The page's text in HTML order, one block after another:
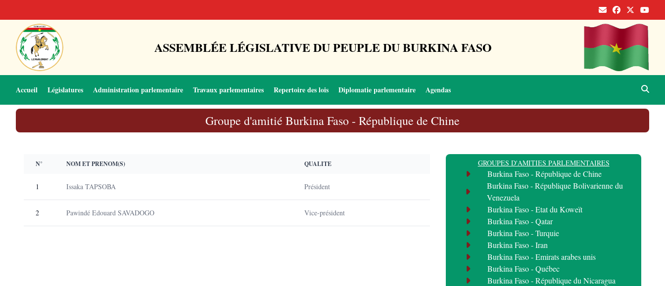
ASSEMBLÉE LÉGISLATIVE DU PEUPLE DU BURKINA FASO
Accueil Législatures Administration parlementaire Travaux parlementaires Repertoire des lois Diplomatie parlementaire Agendas
Groupe d'amitié Burkina Faso - République de Chine
N° NOM ET PRENOM(S) QUALITE
1 Issaka TAPSOBA Président
2 Pawindé Edouard SAVADOGO Vice-président
GROUPES D'AMITIES PARLEMENTAIRES
Burkina Faso - République de Chine
Burkina Faso - République Bolivarienne du
Venezuela
Burkina Faso - Etat du Koweït
Burkina Faso - Qatar
Burkina Faso - Turquie
Burkina Faso - Iran
Burkina Faso - Emirats arabes unis
Burkina Faso - Québec
Burkina Faso - République du Nicaragua